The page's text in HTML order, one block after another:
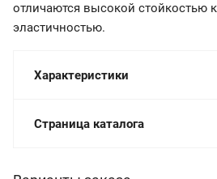
отличаются высокой стойкостью
эластичностью.
Характеристики
Страница каталога